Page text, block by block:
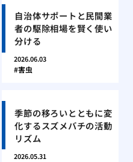
自治体サポートと民間業
者の駆除相場を賢く使い
分ける
2026.06.03
害虫
季節の移ろいとともに変
化するスズメバチの活動
リズム
2026.05.31